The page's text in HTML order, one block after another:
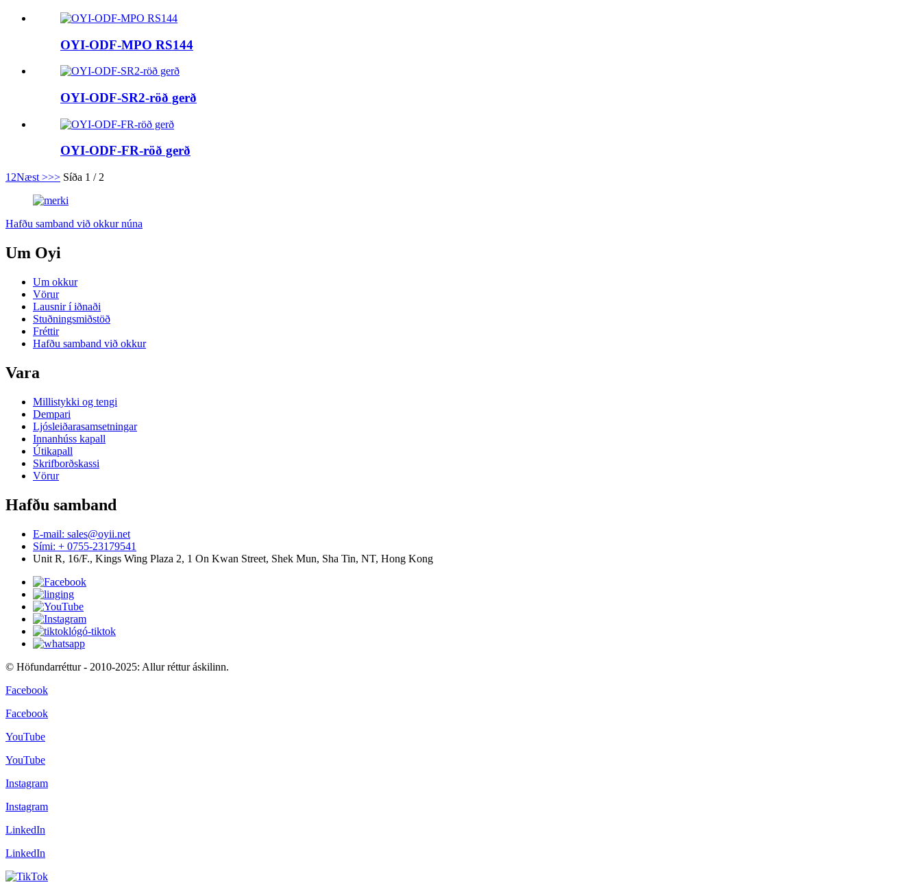
OYI-ODF-MPO RS144
OYI-ODF-SR2-röð gerð
OYI-ODF-FR-röð gerð
1 2Næst >>> Síða 1 / 2
Hafðu samband við okkur núna
Um Oyi
Um okkur
Vörur
Lausnir í iðnaði
Stuðningsmiðstöð
Fréttir
Hafðu samband við okkur
Vara
Millistykki og tengi
Dempari
Ljósleiðarasamsetningar
Innanhúss kapall
Útikapall
Skrifborðskassi
Vörur
Hafðu samband
E-mail: sales@oyii.net
Sími: + 0755-23179541
Unit R, 16/F., Kings Wing Plaza 2, 1 On Kwan Street, Shek Mun, Sha Tin, NT, Hong Kong
© Höfundarréttur - 2010-2025: Allur réttur áskilinn.
Facebook
Facebook
YouTube
YouTube
Instagram
Instagram
LinkedIn
LinkedIn